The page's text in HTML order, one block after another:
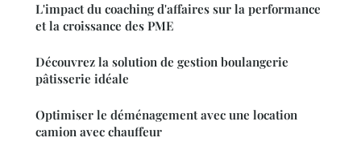
L'impact du coaching d'affaires sur la performance
et la croissance des PME
Découvrez la solution de gestion boulangerie
pâtisserie idéale
Optimiser le déménagement avec une location
camion avec chauffeur